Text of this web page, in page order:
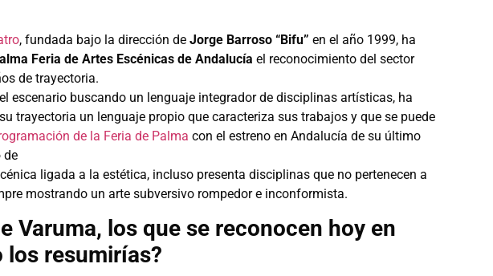
, fundada bajo la dirección de Jorge Barroso “Bifu” en el año 1999, ha
Feria de Artes Escénicas de Andalucía el reconocimiento del sector
de trayectoria.
escenario buscando un lenguaje integrador de disciplinas artísticas, ha
trayectoria un lenguaje propio que caracteriza sus trabajos y que se puede
de la Feria de Palma con el estreno en Andalucía de su último
de
ligada a la estética, incluso presenta disciplinas que no pertenecen a
mostrando un arte subversivo rompedor e inconformista.
Varuma, los que se reconocen hoy en
los resumirías?